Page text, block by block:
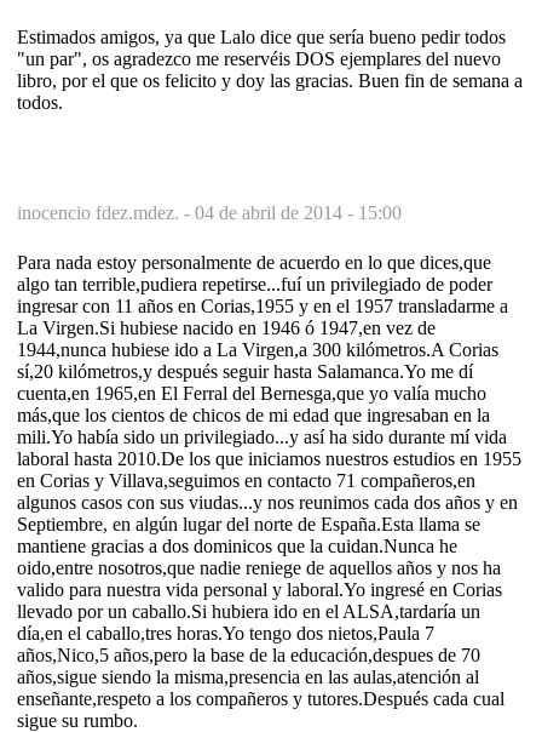
Estimados amigos, ya que Lalo dice que sería bueno pedir todos
"un par", os agradezco me reservéis DOS ejemplares del nuevo
libro, por el que os felicito y doy las gracias. Buen fin de semana a
todos.
inocencio fdez.mdez. - 04 de abril de 2014 - 15:00
Para nada estoy personalmente de acuerdo en lo que dices,que
algo tan terrible,pudiera repetirse...fuí un privilegiado de poder
ingresar con 11 años en Corias,1955 y en el 1957 transladarme a
La Virgen.Si hubiese nacido en 1946 ó 1947,en vez de
1944,nunca hubiese ido a La Virgen,a 300 kilómetros.A Corias
sí,20 kilómetros,y después seguir hasta Salamanca.Yo me dí
cuenta,en 1965,en El Ferral del Bernesga,que yo valía mucho
más,que los cientos de chicos de mi edad que ingresaban en la
mili.Yo había sido un privilegiado...y así ha sido durante mí vida
laboral hasta 2010.De los que iniciamos nuestros estudios en 1955
en Corias y Villava,seguimos en contacto 71 compañeros,en
algunos casos con sus viudas...y nos reunimos cada dos años y en
Septiembre, en algún lugar del norte de España.Esta llama se
mantiene gracias a dos dominicos que la cuidan.Nunca he
oido,entre nosotros,que nadie reniege de aquellos años y nos ha
valido para nuestra vida personal y laboral.Yo ingresé en Corias
llevado por un caballo.Si hubiera ido en el ALSA,tardaría un
día,en el caballo,tres horas.Yo tengo dos nietos,Paula 7
años,Nico,5 años,pero la base de la educación,despues de 70
años,sigue siendo la misma,presencia en las aulas,atención al
enseñante,respeto a los compañeros y tutores.Después cada cual
sigue su rumbo.